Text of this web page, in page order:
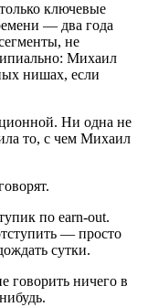
ключевые
— два года
не
Михаил
нишах, если
Ни одна не
то, с чем Михаил
по earn-out.
— просто
сутки.
говорить ничего в